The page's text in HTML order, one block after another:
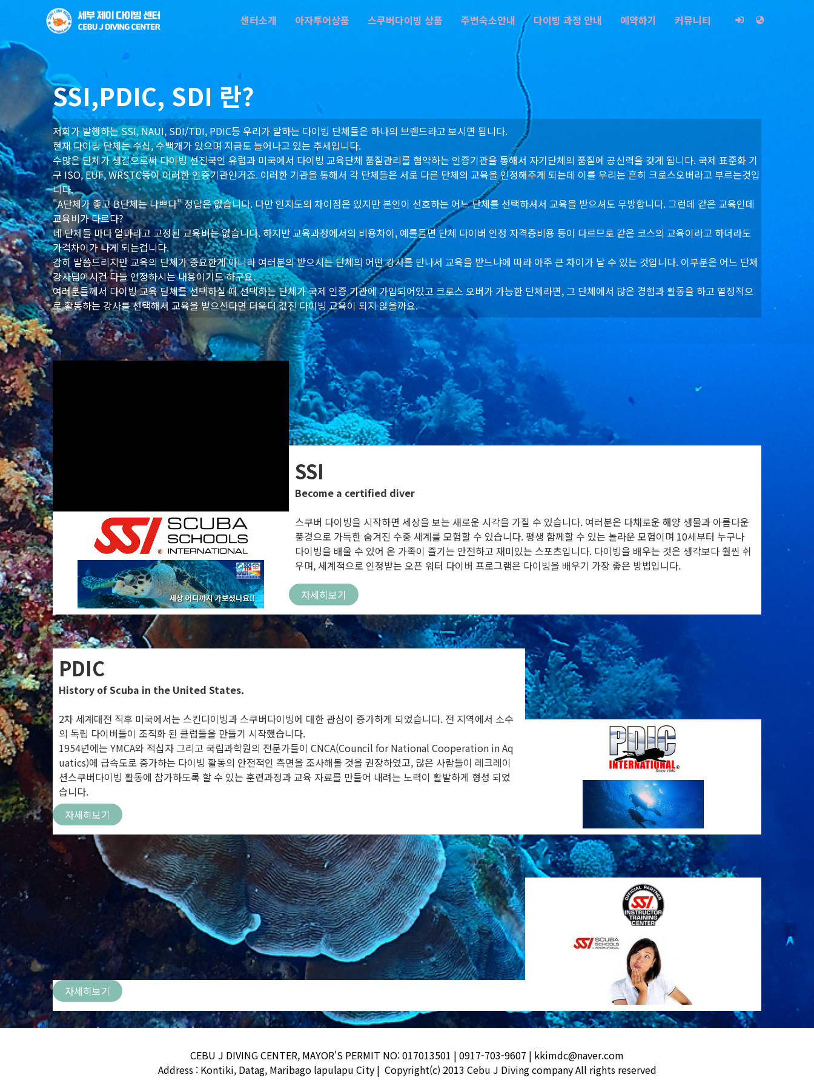
센터소개 아자투어상품 스쿠버다이빙 상품 주변숙소안내 다이빙 과정 안내 예약하기 커뮤니티
SSI,PDIC, SDI 란?
저희가 발행하는 SSI, NAUI, SDI/TDI, PDIC등 우리가 말하는 다이빙 단체들은 하나의 브랜드라고 보시면 됩니다.
현재 다이빙 단체는 수십, 수백개가 있으며 지금도 늘어나고 있는 추세입니다.
수많은 단체가 생김으로써 다이빙 선진국인 유럽과 미국에서 다이빙 교육단체 품질관리를 협약하는 인증기관을 통해서 자기단체의 품질에 공신력을 갖게 됩니다. 국제 표준화 기
구 ISO, EUF, WRSTC등이 이러한 인증기관인거죠. 이러한 기관을 통해서 각 단체들은 서로 다른 단체의 교육을 인정해주게 되는데 이를 우리는 흔히 크로스오버라고 부르는것입
니다.
"A단체가 좋고 B단체는 나쁘다" 정답은 없습니다. 다만 인지도의 차이점은 있지만 본인이 선호하는 어느 단체를 선택하셔서 교육을 받으셔도 무방합니다. 그런데 같은 교육인데
교육비가 다르다?
네 단체들 마다 얼마라고 고정된 교육비는 없습니다. 하지만 교육과정에서의 비용차이, 예를들면 단체 다이버 인정 자격증비용 등이 다르므로 같은 코스의 교육이라고 하더라도
가격차이가 나게 되는겁니다.
감히 말씀드리지만 교육의 단체가 중요한게 아니라 여러분의 받으시는 단체의 어떤 강사를 만나서 교육을 받느냐에 따라 아주 큰 차이가 날 수 있는 것입니다. 이부분은 어느 단체
강사님이시건 다들 인정하시는 내용이기도 하구요.
여러분들께서 다이빙 교육 단체를 선택하실 때 선택하는 단체가 국제 인증 기관에 가입되어있고 크로스 오버가 가능한 단체라면, 그 단체에서 많은 경험과 활동을 하고 열정적으
로 활동하는 강사를 선택해서 교육을 받으신다면 더욱더 값진 다이빙 교육이 되지 않을까요.
SSI
Become a certified diver
스쿠버 다이빙을 시작하면 세상을 보는 새로운 시각을 가질 수 있습니다. 여러분은 다채로운 해양 생물과 아름다운
풍경으로 가득한 숨겨진 수중 세계를 모험할 수 있습니다. 평생 함께할 수 있는 놀라운 모험이며 10세부터 누구나
다이빙을 배울 수 있어 온 가족이 즐기는 안전하고 재미있는 스포츠입니다. 다이빙을 배우는 것은 생각보다 훨씬 쉬
우며, 세계적으로 인정받는 오픈 워터 다이버 프로그램은 다이빙을 배우기 가장 좋은 방법입니다.
자세히보기
PDIC
History of Scuba in the United States.
2차 세계대전 직후 미국에서는 스킨다이빙과 스쿠버다이빙에 대한 관심이 증가하게 되었습니다. 전 지역에서 소수
의 독립 다이버들이 조직화 된 클럽들을 만들기 시작했습니다.
1954년에는 YMCA와 적십자 그리고 국립과학원의 전문가들이 CNCA(Council for National Cooperation in Aq
uatics)에 급속도로 증가하는 다이빙 활동의 안전적인 측면을 조사해볼 것을 권장하였고, 많은 사람들이 레크레이
션스쿠버다이빙 활동에 참가하도록 할 수 있는 훈련과정과 교육 자료를 만들어 내려는 노력이 활발하게 형성 되었
습니다.
자세히보기
자세히보기
CEBU J DIVING CENTER, MAYOR'S PERMIT NO: 017013501 | 0917-703-9607 | kkimdc@naver.com
Address : Kontiki, Datag, Maribago lapulapu City | Copyright(c) 2013 Cebu J Diving company All rights reserved